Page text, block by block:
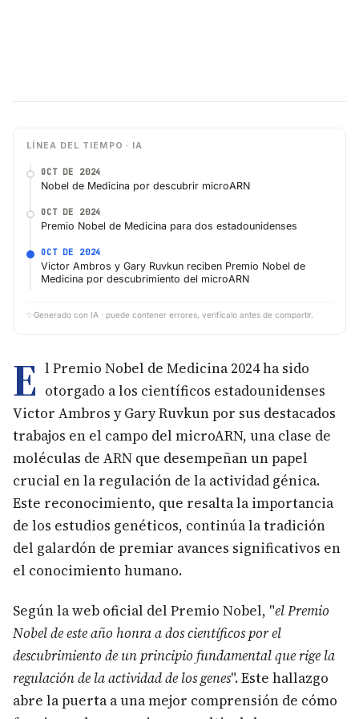
LÍNEA DEL TIEMPO · IA
OCT DE 2024
Nobel de Medicina por descubrir microARN
OCT DE 2024
Premio Nobel de Medicina para dos estadounidenses
OCT DE 2024
Victor Ambros y Gary Ruvkun reciben Premio Nobel de
Medicina por descubrimiento del microARN
✨ Generado con IA · puede contener errores, verifícalo antes de compartir.
E l Premio Nobel de Medicina 2024 ha sido
otorgado a los científicos estadounidenses
Victor Ambros y Gary Ruvkun por sus destacados
trabajos en el campo del microARN, una clase de
moléculas de ARN que desempeñan un papel
crucial en la regulación de la actividad génica.
Este reconocimiento, que resalta la importancia
de los estudios genéticos, continúa la tradición
del galardón de premiar avances significativos en
el conocimiento humano.
Según la web oficial del Premio Nobel, "el Premio
Nobel de este año honra a dos científicos por el
descubrimiento de un principio fundamental que rige la
regulación de la actividad de los genes". Este hallazgo
abre la puerta a una mejor comprensión de cómo